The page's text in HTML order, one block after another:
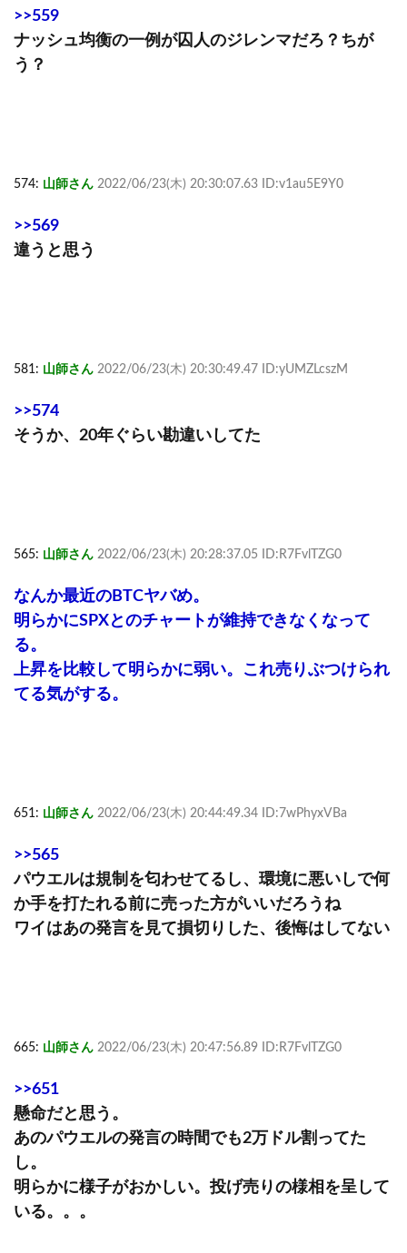
>>559
ナッシュ均衡の一例が囚人のジレンマだろ？ちが
う？
574: 山師さん 2022/06/23(木) 20:30:07.63 ID:v1au5E9Y0
>>569
違うと思う
581: 山師さん 2022/06/23(木) 20:30:49.47 ID:yUMZLcszM
>>574
そうか、20年ぐらい勘違いしてた
565: 山師さん 2022/06/23(木) 20:28:37.05 ID:R7FvlTZG0
なんか最近のBTCヤバめ。
明らかにSPXとのチャートが維持できなくなって
る。
上昇を比較して明らかに弱い。これ売りぶつけられ
てる気がする。
651: 山師さん 2022/06/23(木) 20:44:49.34 ID:7wPhyxVBa
>>565
パウエルは規制を匂わせてるし、環境に悪いしで何
か手を打たれる前に売った方がいいだろうね
ワイはあの発言を見て損切りした、後悔はしてない
665: 山師さん 2022/06/23(木) 20:47:56.89 ID:R7FvlTZG0
>>651
懸命だと思う。
あのパウエルの発言の時間でも2万ドル割ってた
し。
明らかに様子がおかしい。投げ売りの様相を呈して
いる。。。